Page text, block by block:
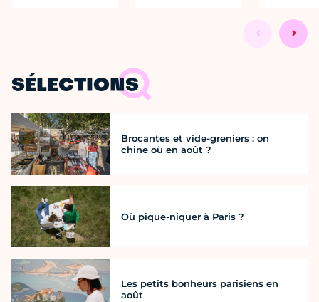
SÉLECTIONS
Brocantes et vide-greniers : on
chine où en août ?
Où pique-niquer à Paris ?
Les petits bonheurs parisiens en
août